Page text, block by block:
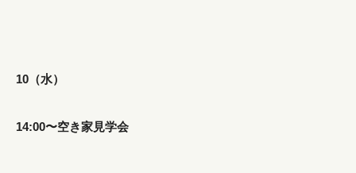
10（水）
14:00〜空き家見学会